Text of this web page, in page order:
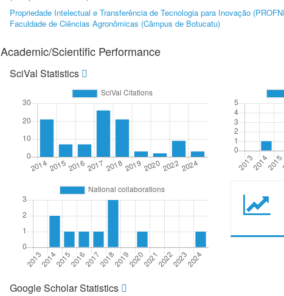
Propriedade Intelectual e Transferência de Tecnologia para Inovação
Faculdade de Ciências Agronômicas (Câmpus de Botucatu)
Academic/Scientific Performance
SciVal Statistics
Google Scholar Statistics